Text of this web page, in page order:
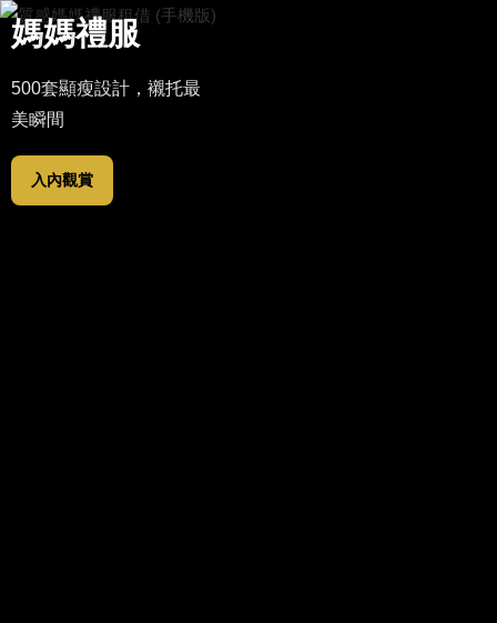
彰化媽媽 禮服
真愛婚禮
LEEHI
媽媽禮服
500套顯瘦設計，襯托最
美瞬間
入內觀賞
男士西服
影像記實
配件飾品
婚紗展覽